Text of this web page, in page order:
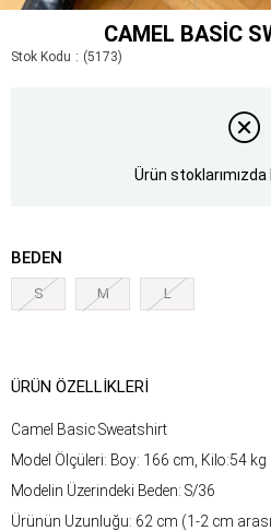
CAMEL BASIC
Stok Kodu (5173)
Ürün stoklarımızda
BEDEN
S M L
ÜRÜN ÖZELLIKLERI
Camel Basic Sweatshirt
Model Ölçüleri: Boy: 166 cm, Kilo:54 kg
Modelin Üzerindeki Beden: S/36
Ürünün Uzunluğu: 62 cm (1-2 cm